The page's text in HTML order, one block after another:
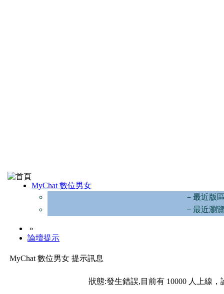
MyChat 數位男女
－最近版
－最近瀏
»
論壇提示
MyChat 數位男女 提示訊息
狀態:發生錯誤,目前有 10000 人上線